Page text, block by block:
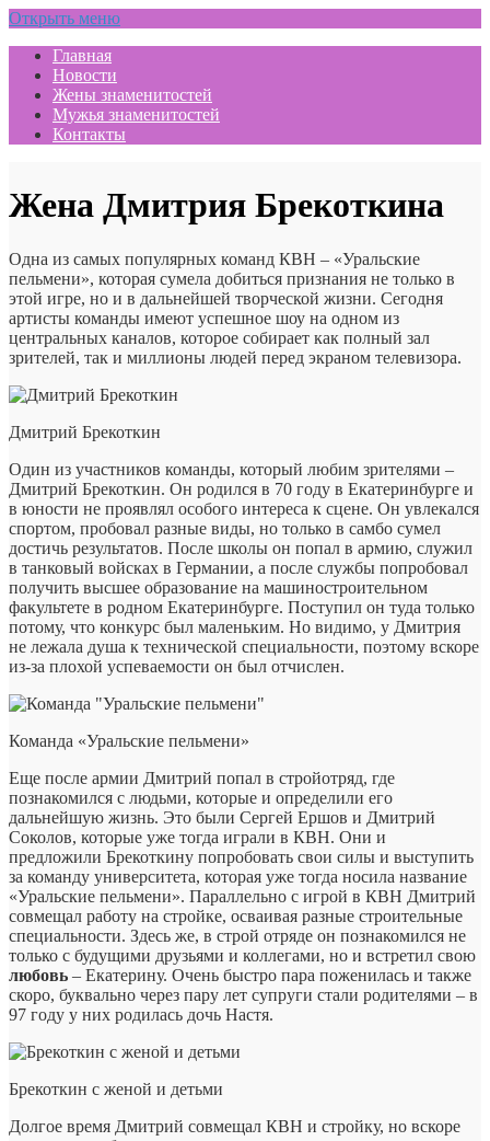
Открыть меню
Главная
Новости
Жены знаменитостей
Мужья знаменитостей
Контакты
Жена Дмитрия Брекоткина
Одна из самых популярных команд КВН – «Уральские
пельмени», которая сумела добиться признания не только в
этой игре, но и в дальнейшей творческой жизни. Сегодня
артисты команды имеют успешное шоу на одном из
центральных каналов, которое собирает как полный зал
зрителей, так и миллионы людей перед экраном телевизора.
Дмитрий Брекоткин
Один из участников команды, который любим зрителями –
Дмитрий Брекоткин. Он родился в 70 году в Екатеринбурге и
в юности не проявлял особого интереса к сцене. Он увлекался
спортом, пробовал разные виды, но только в самбо сумел
достичь результатов. После школы он попал в армию, служил
в танковый войсках в Германии, а после службы попробовал
получить высшее образование на машиностроительном
факультете в родном Екатеринбурге. Поступил он туда только
потому, что конкурс был маленьким. Но видимо, у Дмитрия
не лежала душа к технической специальности, поэтому вскоре
из-за плохой успеваемости он был отчислен.
Команда «Уральские пельмени»
Еще после армии Дмитрий попал в стройотряд, где
познакомился с людьми, которые и определили его
дальнейшую жизнь. Это были Сергей Ершов и Дмитрий
Соколов, которые уже тогда играли в КВН. Они и
предложили Брекоткину попробовать свои силы и выступить
за команду университета, которая уже тогда носила название
«Уральские пельмени». Параллельно с игрой в КВН Дмитрий
совмещал работу на стройке, осваивая разные строительные
специальности. Здесь же, в строй отряде он познакомился не
только с будущими друзьями и коллегами, но и встретил свою
любовь – Екатерину. Очень быстро пара поженилась и также
скоро, буквально через пару лет супруги стали родителями – в
97 году у них родилась дочь Настя.
Брекоткин с женой и детьми
Долгое время Дмитрий совмещал КВН и стройку, но вскоре